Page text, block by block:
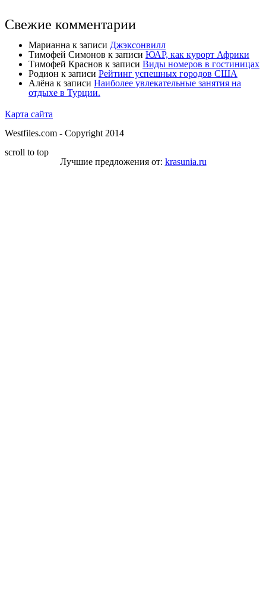
Свежие комментарии
Марианна к записи Джэксонвилл
Тимофей Симонов к записи ЮАР, как курорт Африки
Тимофей Краснов к записи Виды номеров в гостиницах
Родион к записи Рейтинг успешных городов США
Алёна к записи Наиболее увлекательные занятия на
отдыхе в Турции.
Карта сайта
Westfiles.com - Copyright 2014
scroll to top
Лучшие предложения от: krasunia.ru